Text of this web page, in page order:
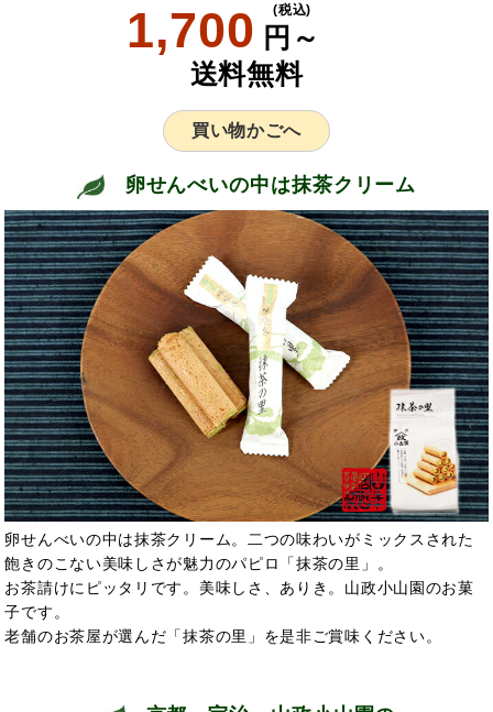
1,700 円～
(税込)
送料無料
買い物かごへ
卵せんべいの中は抹茶クリーム
卵せんべいの中は抹茶クリーム。二つの味わいがミックスされた
飽きのこない美味しさが魅力のパピロ「抹茶の里」。
お茶請けにピッタリです。美味しさ、ありき。山政小山園のお菓
子です。
老舗のお茶屋が選んだ「抹茶の里」を是非ご賞味ください。